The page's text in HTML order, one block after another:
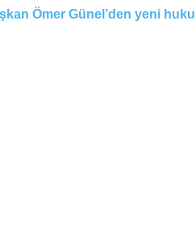
Ömer Günel’den yeni